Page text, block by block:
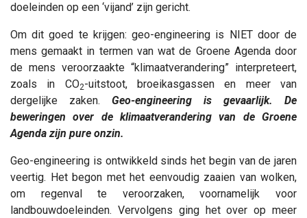
doeleinden op een ‘vijand’ zijn gericht.
Om dit goed te krijgen: geo-engineering is NIET door de
mens gemaakt in termen van wat de Groene Agenda door
de mens veroorzaakte “klimaatverandering” interpreteert,
zoals in CO2-uitstoot, broeikasgassen en meer van
dergelijke zaken. Geo-engineering is gevaarlijk. De
beweringen over de klimaatverandering van de Groene
Agenda zijn pure onzin.
Geo-engineering is ontwikkeld sinds het begin van de jaren
veertig. Het begon met het eenvoudig zaaien van wolken,
om regenval te veroorzaken, voornamelijk voor
landbouwdoeleinden. Vervolgens ging het over op meer